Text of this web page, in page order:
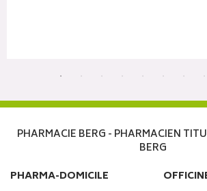
PHARMACIE BERG - PHARMACIEN
BERG
PHARMA-DOMICILE